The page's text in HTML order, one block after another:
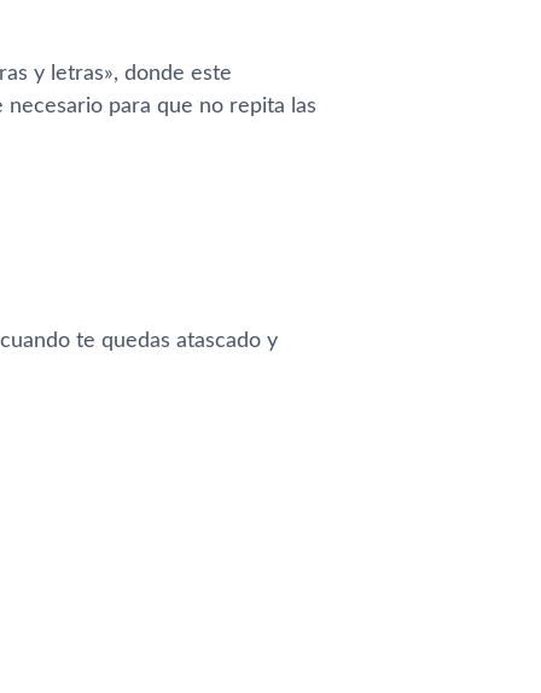
y letras», donde este
necesario para que no repita las
te quedas atascado y